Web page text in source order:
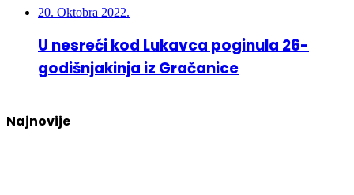
20. Oktobra 2022.
U nesreći kod Lukavca poginula 26-
godišnjakinja iz Gračanice
Najnovije